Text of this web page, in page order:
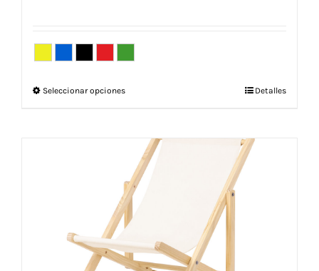
Seleccionar opcionesEste
múltiples
variantes.
Las
opciones
se
pueden
elegir
en
la
Detalles